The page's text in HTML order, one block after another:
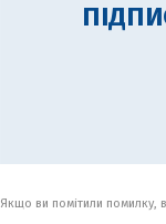
Якщо ви помітили помилку,